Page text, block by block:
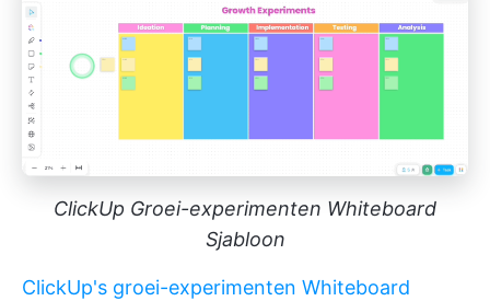
ClickUp Groei-experimenten Whiteboard
Sjabloon
ClickUp's groei-experimenten Whiteboard